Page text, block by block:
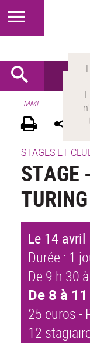
MMI
STAGES ET
STAGE
Le 14 avril
Durée : 1
De 9 h 30
De 8 à
25 euros -
12